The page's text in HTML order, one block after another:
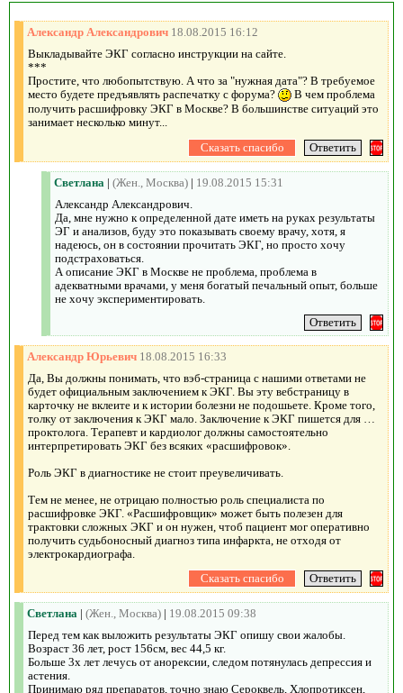
Александр Александрович 18.08.2015 16:12
Выкладывайте ЭКГ согласно инструкции на сайте.
***
Простите, что любопытствую. А что за "нужная дата"? В требуемое
место будете предъявлять распечатку с форума?
В чем проблема
получить расшифровку ЭКГ в Москве? В большинстве ситуаций это
занимает несколько минут...
Светлана | (Жен., Москва) | 19.08.2015 15:31
Александр Александрович.
Да, мне нужно к определенной дате иметь на руках результаты
ЭГ и анализов, буду это показывать своему врачу, хотя, я
надеюсь, он в состоянии прочитать ЭКГ, но просто хочу
подстраховаться.
А описание ЭКГ в Москве не проблема, проблема в
адекватными врачами, у меня богатый печальный опыт, больше
не хочу экспериментировать.
Александр Юрьевич 18.08.2015 16:33
Да, Вы должны понимать, что вэб-страница с нашими ответами не
будет официальным заключением к ЭКГ. Вы эту вебстраницу в
карточку не вклеите и к истории болезни не подошьете. Кроме того,
толку от заключения к ЭКГ мало. Заключение к ЭКГ пишется для …
проктолога. Терапевт и кардиолог должны самостоятельно
интерпретировать ЭКГ без всяких «расшифровок».
Роль ЭКГ в диагностике не стоит преувеличивать.
Тем не менее, не отрицаю полностью роль специалиста по
расшифровке ЭКГ. «Расшифровщик» может быть полезен для
трактовки сложных ЭКГ и он нужен, чтоб пациент мог оперативно
получить судьбоносный диагноз типа инфаркта, не отходя от
электрокардиографа.
Светлана | (Жен., Москва) | 19.08.2015 09:38
Перед тем как выложить результаты ЭКГ опишу свои жалобы.
Возраст 36 лет, рост 156см, вес 44,5 кг.
Больше 3х лет лечусь от анорексии, следом потянулась депрессия и
астения.
Принимаю ряд препаратов, точно знаю Сероквель, Хлопротиксен,